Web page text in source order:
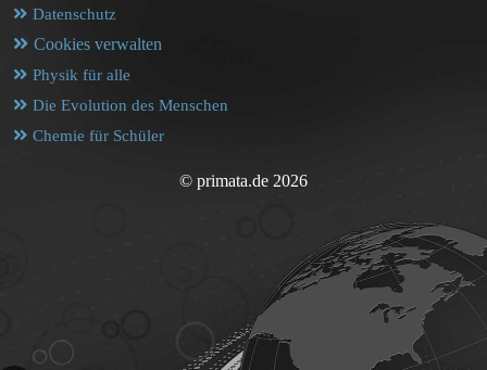
Datenschutz
Cookies verwalten
Physik für alle
Die Evolution des Menschen
Chemie für Schüler
© primata.de 2026